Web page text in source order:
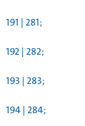
191 | 281;
192 | 282;
193 | 283;
194 | 284;